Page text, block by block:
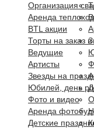
Организация
Аренда
BTL акции
Торты на заказ
Ведущие
Артисты
Звезды на
Юбилей, день
Фото и видео
Аренда
Детские